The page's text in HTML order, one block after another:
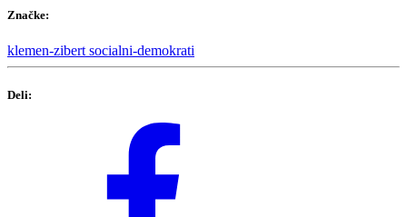
Značke:
klemen-zibert socialni-demokrati
Deli: